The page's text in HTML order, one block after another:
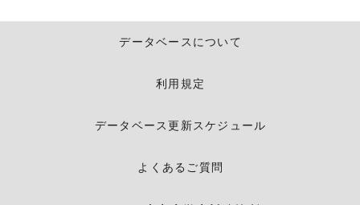
データベースについて
利用規定
データベース更新スケジュール
よくあるご質問